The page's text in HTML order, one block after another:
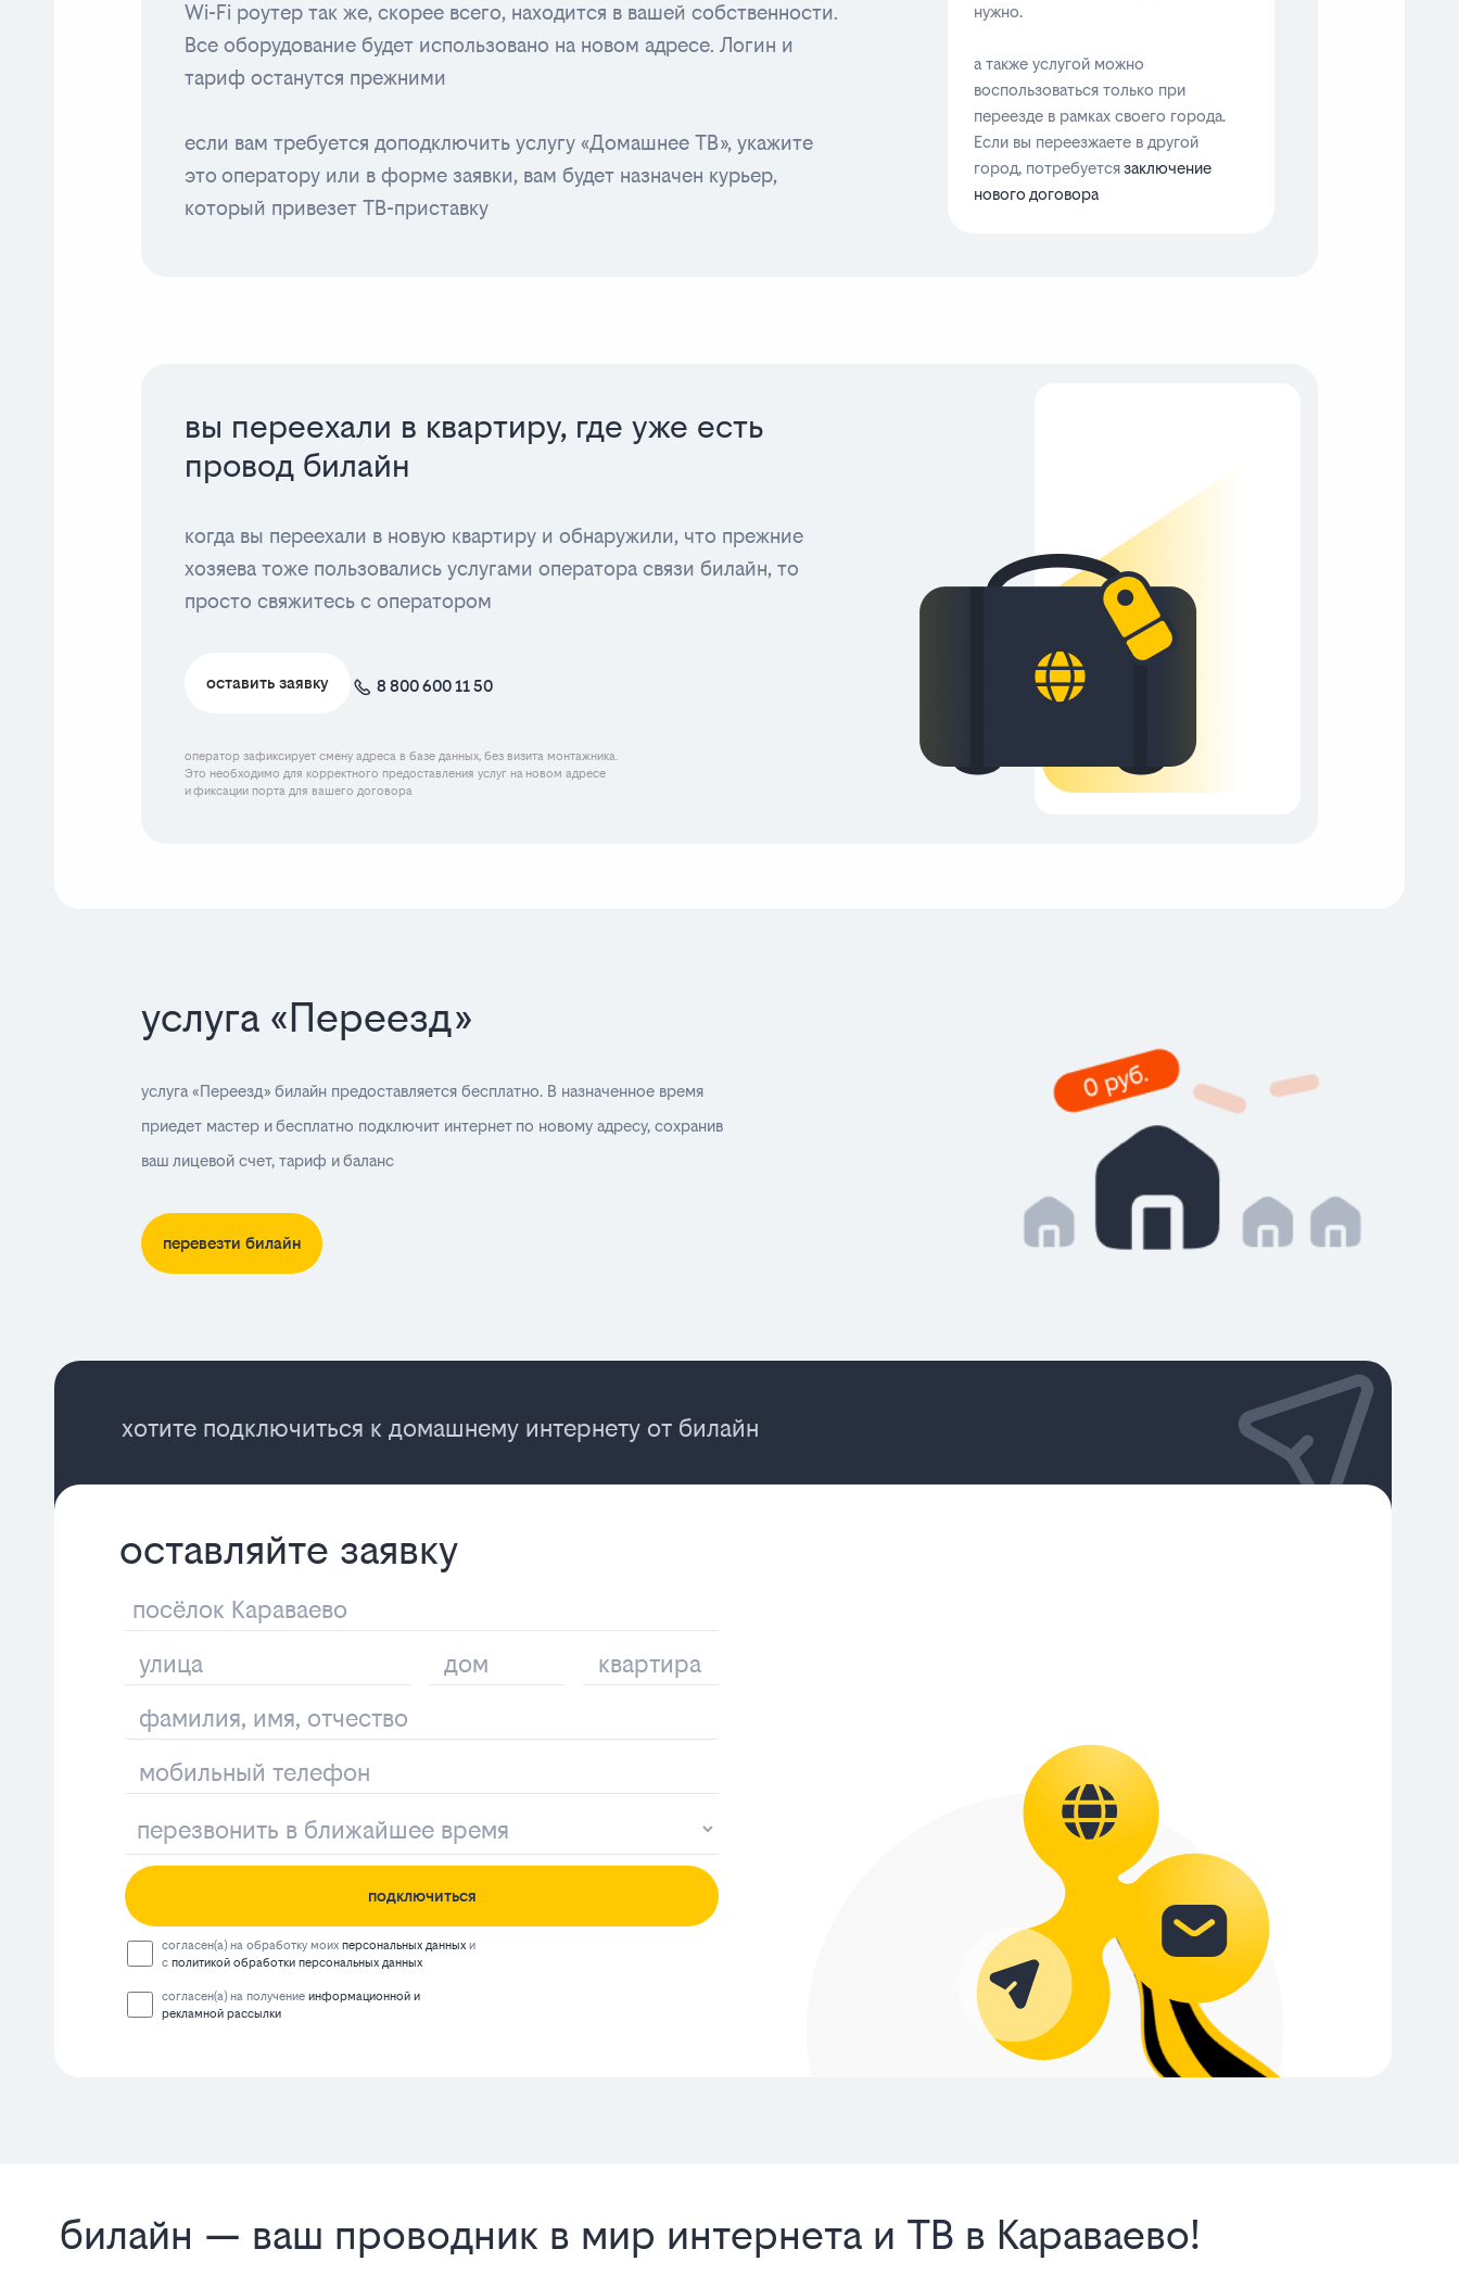
Wi-Fi роутер так же, скорее всего, находится в вашей собственности.
Все оборудование будет использовано на новом адресе. Логин и
тариф останутся прежними
если вам требуется доподключить услугу «Домашнее ТВ», укажите
это оператору или в форме заявки, вам будет назначен курьер,
который привезет ТВ-приставку
нужно.
а также услугой можно
воспользоваться только при
переезде в рамках своего города.
Если вы переезжаете в другой
город, потребуетсязаключение
нового договора
вы переехали в квартиру, где уже есть
провод билайн
когда вы переехали в новую квартиру и обнаружили, что прежние
хозяева тоже пользовались услугами оператора связи билайн, то
просто свяжитесь с оператором
оставить заявку 8 800 600 11 50
оператор зафиксирует смену адреса в базе данных, без визита монтажника.
Это необходимо для корректного предоставления услуг на новом адресе
и фиксации порта для вашего договора
услуга «Переезд»
услуга «Переезд» билайн предоставляется бесплатно. В назначенное время
приедет мастер и бесплатно подключит интернет по новому адресу, сохранив
ваш лицевой счет, тариф и баланс
перевезти билайн
хотите подключиться к домашнему интернету от билайн
оставляйте заявку
подключиться
согласен(а) на обработку моих персональных данных и
с политикой обработки персональных данных
согласен(а) на получение информационной и
рекламной рассылки
билайн — ваш проводник в мир интернета и ТВ в Караваево!